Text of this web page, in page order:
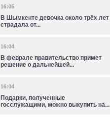
16:05
В Шымкенте девочка около трёх лет
страдала от...
16:04
В феврале правительство примет
решение о дальнейшей...
16:04
Подарки, полученные
госслужащими, можно выкупить на...